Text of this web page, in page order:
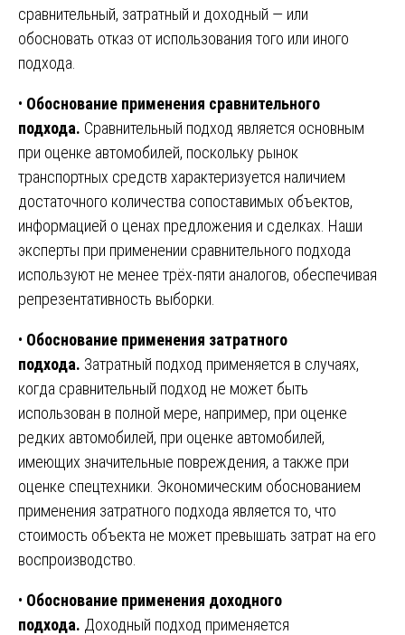
сравнительный, затратный и доходный — или
обосновать отказ от использования того или иного
подхода.
• Обоснование применения сравнительного
подхода. Сравнительный подход является основным
при оценке автомобилей, поскольку рынок
транспортных средств характеризуется наличием
достаточного количества сопоставимых объектов,
информацией о ценах предложения и сделках. Наши
эксперты при применении сравнительного подхода
используют не менее трёх-пяти аналогов, обеспечивая
репрезентативность выборки.
• Обоснование применения затратного
подхода. Затратный подход применяется в случаях,
когда сравнительный подход не может быть
использован в полной мере, например, при оценке
редких автомобилей, при оценке автомобилей,
имеющих значительные повреждения, а также при
оценке спецтехники. Экономическим обоснованием
применения затратного подхода является то, что
стоимость объекта не может превышать затрат на его
воспроизводство.
• Обоснование применения доходного
подхода. Доходный подход применяется